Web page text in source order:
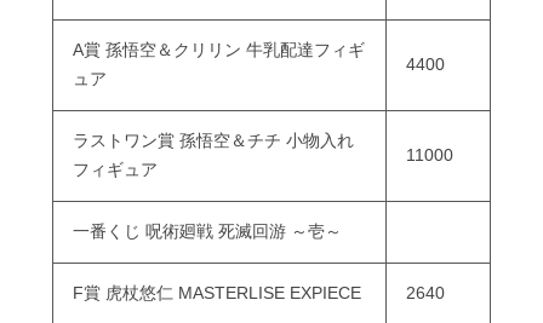
A賞 孫悟空＆クリリン 牛乳配達フィギ
ュア
4400
ラストワン賞 孫悟空＆チチ 小物入れ
フィギュア
11000
一番くじ 呪術廻戦 死滅回游 ～壱～
F賞 虎杖悠仁 MASTERLISE EXPIECE 2640